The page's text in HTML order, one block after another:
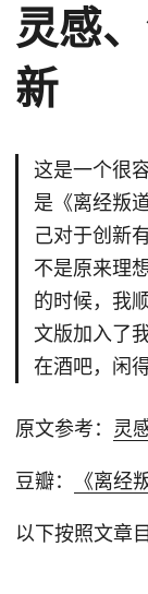
灵感
新
这是一个很
是《离经叛
己对于创新
不是原来理
的时候，我
文版加入了
在酒吧，闲
原文参考： 灵
豆瓣： 《离经
以下按照文章